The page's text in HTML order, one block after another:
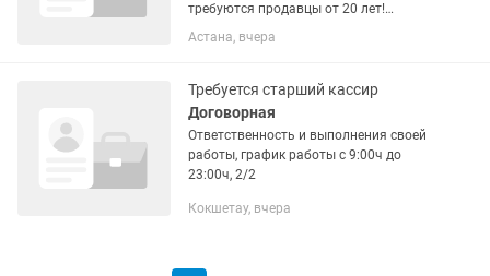
требуются продавцы от 20 лет!
Активные, вежливые, ответственные!
Ждем вас в дружный коллектив. По
21.00 За доп. информацией...
Астана, вчера
Требуется старший кассир
Договорная
Ответственность и выполнения своей
работы, график работы с 9:00ч до
23:00ч, 2/2
Кокшетау, вчера